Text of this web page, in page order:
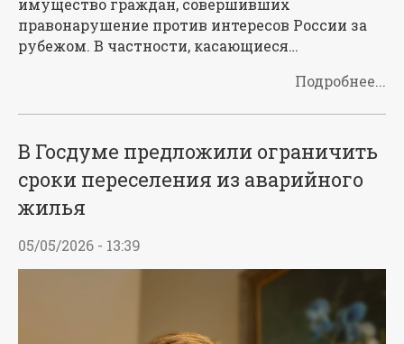
имущество граждан, совершивших
правонарушение против интересов России за
рубежом. В частности, касающиеся…
Подробнее...
В Госдуме предложили ограничить
сроки переселения из аварийного
жилья
05/05/2026 - 13:39